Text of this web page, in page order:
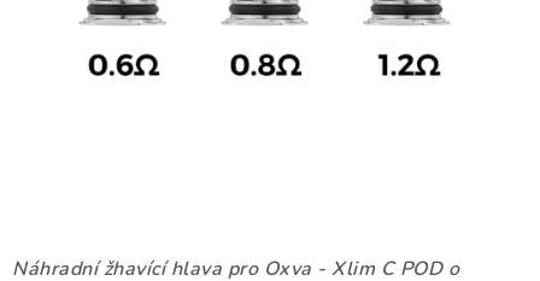
ATOMIZÉRY A CARTRIDGE
JEDNORÁZOVÉ A DOBÍJECÍ E-CIGARETY
Náhradní žhavící hlava pro Oxva - Xlim C POD o